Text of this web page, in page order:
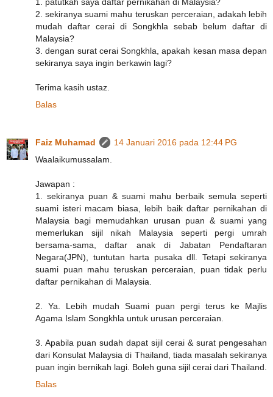
2. sekiranya suami mahu teruskan perceraian, adakah lebih
mudah daftar cerai di Songkhla sebab belum daftar di
Malaysia?
3. dengan surat cerai Songkhla, apakah kesan masa depan
sekiranya saya ingin berkawin lagi?
Terima kasih ustaz.
Balas
Faiz Muhamad
14 Januari 2016 pada 12:44 PG
Waalaikumussalam.
Jawapan :
1. sekiranya puan & suami mahu berbaik semula seperti
suami isteri macam biasa, lebih baik daftar pernikahan di
Malaysia bagi memudahkan urusan puan & suami yang
memerlukan sijil nikah Malaysia seperti pergi umrah
bersama-sama, daftar anak di Jabatan Pendaftaran
Negara(JPN), tuntutan harta pusaka dll. Tetapi sekiranya
suami puan mahu teruskan perceraian, puan tidak perlu
daftar pernikahan di Malaysia.
2. Ya. Lebih mudah Suami puan pergi terus ke Majlis
Agama Islam Songkhla untuk urusan perceraian.
3. Apabila puan sudah dapat sijil cerai & surat pengesahan
dari Konsulat Malaysia di Thailand, tiada masalah sekiranya
puan ingin bernikah lagi. Boleh guna sijil cerai dari Thailand.
Balas